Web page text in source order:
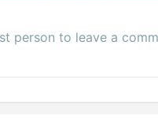
person to leave a